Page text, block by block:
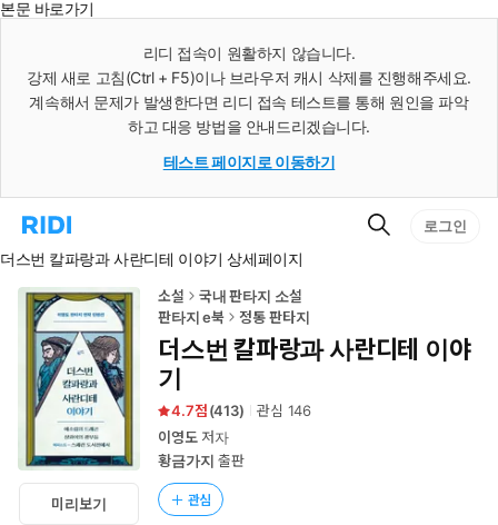
본문 바로가기
리디 접속이 원활하지 않습니다.
강제 새로 고침(Ctrl + F5)이나 브라우저 캐시 삭제를 진행해주세요.
계속해서 문제가 발생한다면 리디 접속 테스트를 통해 원인을 파악
하고 대응 방법을 안내드리겠습니다.
테스트 페이지로 이동하기
리
홈
로
동
검
로그인
더스번 칼파랑과 사란디테 이야기 상세페이지
미리보기
소설
국내 판타지 소설
판타지 e북
정통 판타지
더스번 칼파랑과 사란디테 이야
기
4.7 (413) 관심 146
이영도저자
황금가지 출판
관심